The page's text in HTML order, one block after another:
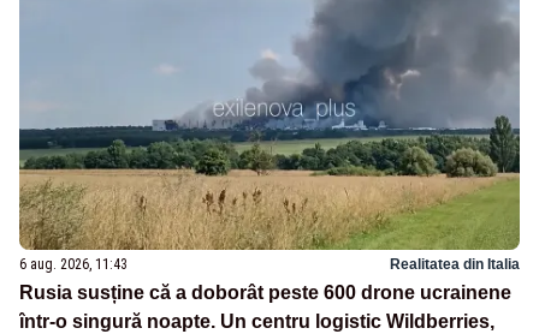
6 aug. 2026, 11:43 Realitatea din Italia
Rusia susține că a doborât peste 600 drone ucrainene
într-o singură noapte. Un centru logistic Wildberries,